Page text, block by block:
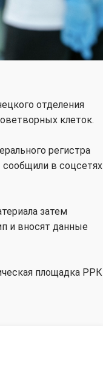
отделения
клеток.
регистра
сообщили в соцсетях
затем
и вносят данные
площадка РРК